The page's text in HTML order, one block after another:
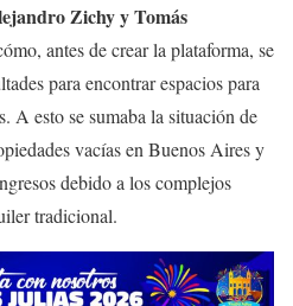
Zichy y Tomás
antes de crear la plataforma, se
para encontrar espacios para
A esto se sumaba la situación de
vacías en Buenos Aires y
debido a los complejos
tradicional.